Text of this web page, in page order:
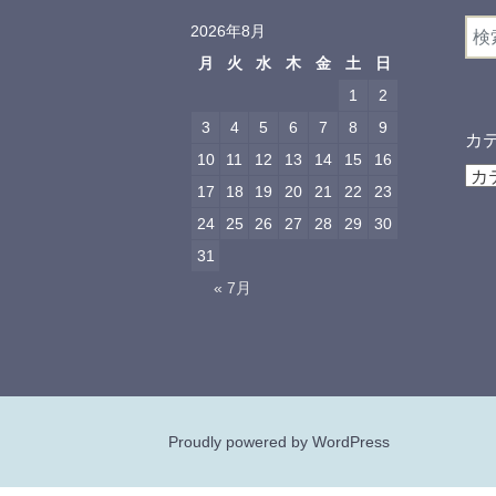
2026年8月
月
火 水 木 金 土
日
1
2
3
4 5 6 7 8
9
10
11 12 13 14 15
16
17
18 19 20 21 22
23
24
25 26 27 28 29
30
31
« 7月
検
索:
カ
カ
Proudly powered by WordPress